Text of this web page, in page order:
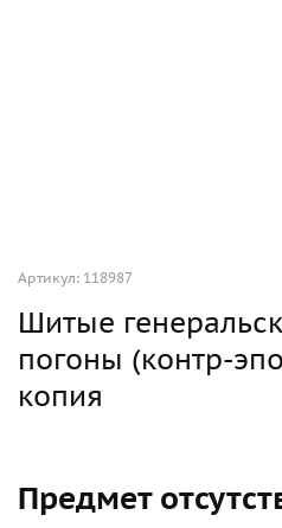
Артикул: 118987
Шитые
погоны (контр-
копия
Предмет